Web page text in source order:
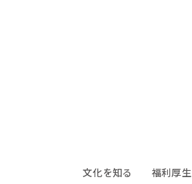
文化を知る 福利厚生